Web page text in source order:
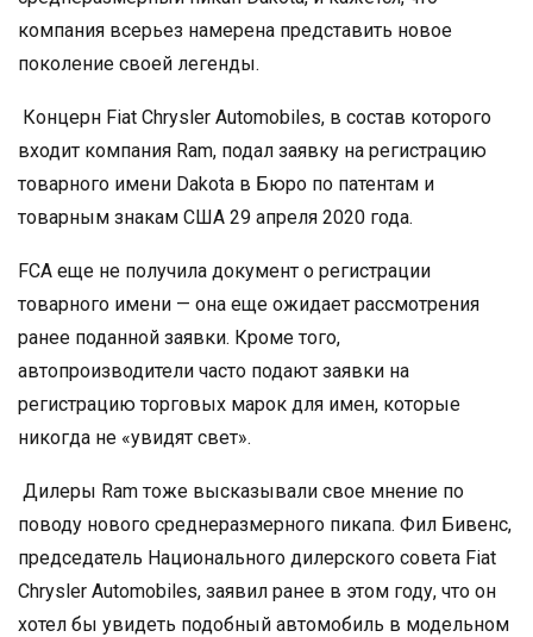
компания всерьез намерена представить новое
поколение своей легенды.
Концерн Fiat Chrysler Automobiles, в состав которого
входит компания Ram, подал заявку на регистрацию
товарного имени Dakota в Бюро по патентам и
товарным знакам США 29 апреля 2020 года.
FCA еще не получила документ о регистрации
товарного имени — она еще ожидает рассмотрения
ранее поданной заявки. Кроме того,
автопроизводители часто подают заявки на
регистрацию торговых марок для имен, которые
никогда не «увидят свет».
Дилеры Ram тоже высказывали свое мнение по
поводу нового среднеразмерного пикапа. Фил Бивенс,
председатель Национального дилерского совета Fiat
Chrysler Automobiles, заявил ранее в этом году, что он
хотел бы увидеть подобный автомобиль в модельном